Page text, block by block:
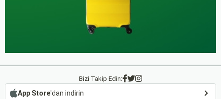
Bizi Takip Edin:
App Store'dan indirin